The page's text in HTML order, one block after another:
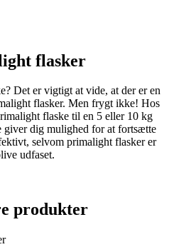
flasker
Det er vigtigt at vide, at der er en
flasker. Men frygt ikke! Hos
flaske til en 5 eller 10 kg
giver dig mulighed for at fortsætte
selvom primalight flasker er
udfaset.
produkter